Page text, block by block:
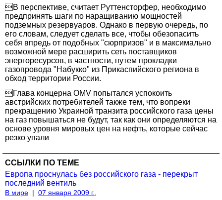
В перспективе, считает Руттенсторфер, необходимо
предпринять шаги по наращиванию мощностей
подземных резервуаров. Однако в первую очередь, по
его словам, следует сделать все, чтобы обезопасить
себя впредь от подобных "сюрпризов" и в максимально
возможной мере расширить сеть поставщиков
энергоресурсов, в частности, путем прокладки
газопровода "Набукко" из Прикаспийского региона в
обход территории России.
Глава концерна OMV попытался успокоить
австрийских потребителей также тем, что вопреки
прекращению Украиной транзита российского газа цены
на газ повышаться не будут, так как они определяются на
основе уровня мировых цен на нефть, которые сейчас
резко упали
ССЫЛКИ ПО ТЕМЕ
Европа проснулась без российского газа - перекрыт
последний вентиль
В мире | 07 января 2009 г.,